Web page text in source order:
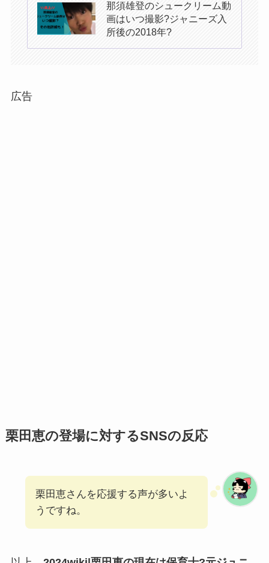
那須雄登のシュークリーム動
画はいつ撮影?ジャニーズ入
所後の2018年?
広告
栗田恵の登場に対するSNSの反応
栗田恵さんを応援する声が多いよ
うですね。